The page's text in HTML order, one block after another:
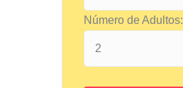
Número de Adultos: